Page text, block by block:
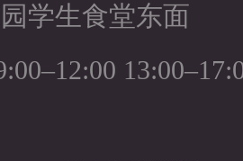
学生食堂东面